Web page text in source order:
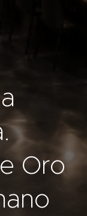
Oro